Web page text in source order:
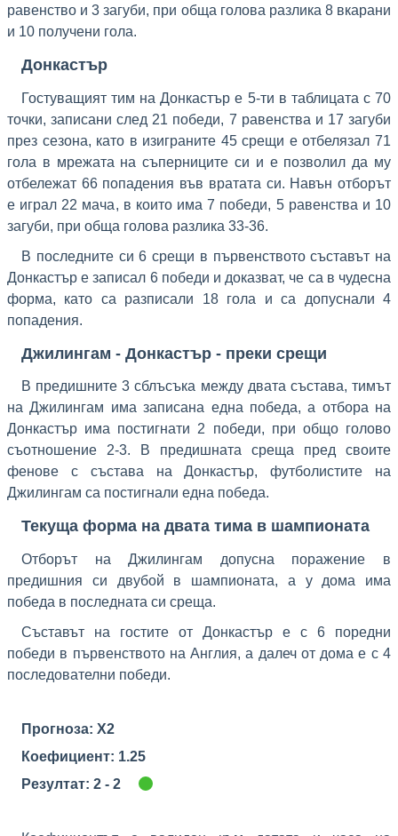
равенство и 3 загуби, при обща голова разлика 8 вкарани
и 10 получени гола.
Донкастър
Гостуващият тим на Донкастър е 5-ти в таблицата с 70
точки, записани след 21 победи, 7 равенства и 17 загуби
през сезона, като в изиграните 45 срещи е отбелязал 71
гола в мрежата на съперниците си и е позволил да му
отбележат 66 попадения във вратата си. Навън отборът
е играл 22 мача, в които има 7 победи, 5 равенства и 10
загуби, при обща голова разлика 33-36.
В последните си 6 срещи в първенството съставът на
Донкастър е записал 6 победи и доказват, че са в чудесна
форма, като са разписали 18 гола и са допуснали 4
попадения.
Джилингам - Донкастър - преки срещи
В предишните 3 сблъсъка между двата състава, тимът
на Джилингам има записанa една победа, а отбора на
Донкастър има постигнати 2 победи, при общо голово
съотношение 2-3. В предишната среща пред своите
фенове с състава на Донкастър, футболистите на
Джилингам са постигнали една победа.
Текуща форма на двата тима в шампионата
Отборът на Джилингам допусна поражение в
предишния си двубой в шампионата, а у дома има
победа в последната си среща.
Съставът на гостите от Донкастър е с 6 поредни
победи в първенството на Англия, а далеч от дома е с 4
последователни победи.
Прогноза: X2
Коефициент: 1.25
Резултат: 2 - 2